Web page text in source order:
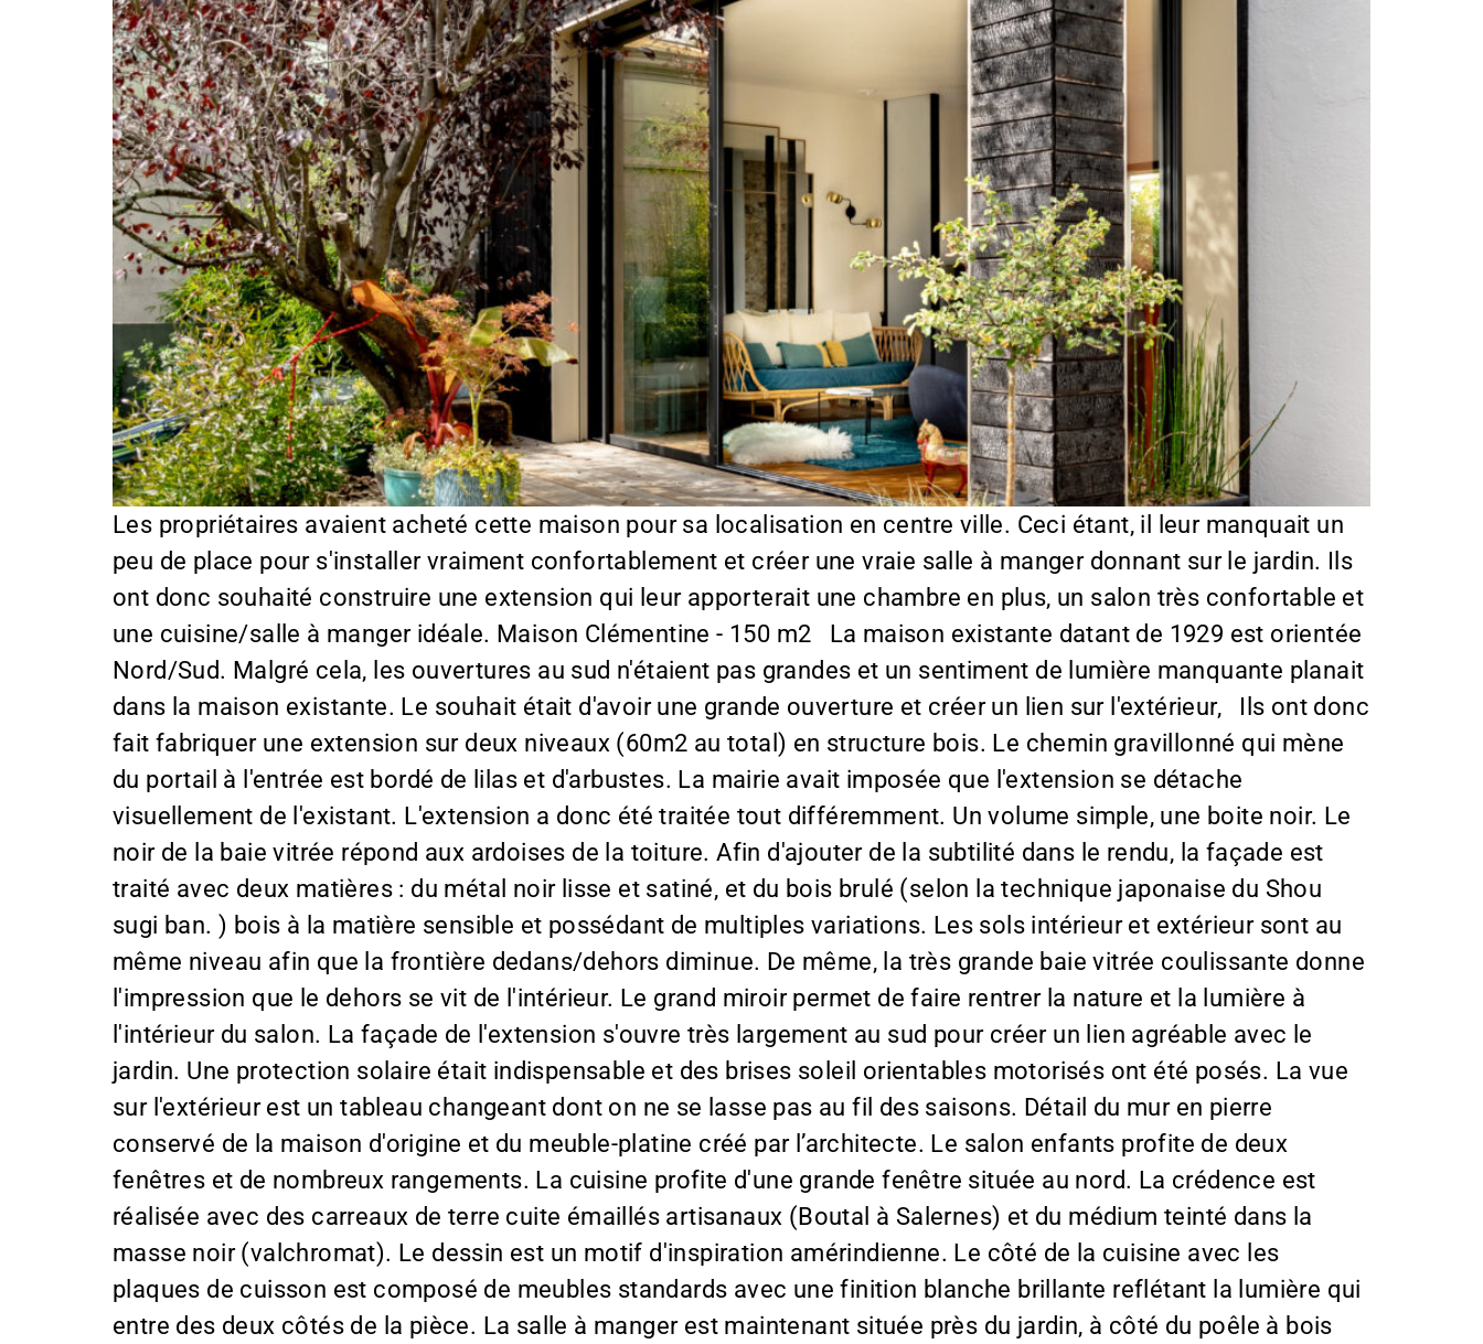
Les propriétaires avaient acheté cette maison pour sa localisation en centre ville. Ceci étant, il leur manquait un
peu de place pour s'installer vraiment confortablement et créer une vraie salle à manger donnant sur le jardin. Ils
ont donc souhaité construire une extension qui leur apporterait une chambre en plus, un salon très confortable et
une cuisine/salle à manger idéale. Maison Clémentine - 150 m2 La maison existante datant de 1929 est orientée
Nord/Sud. Malgré cela, les ouvertures au sud n'étaient pas grandes et un sentiment de lumière manquante planait
dans la maison existante. Le souhait était d'avoir une grande ouverture et créer un lien sur l'extérieur, Ils ont donc
fait fabriquer une extension sur deux niveaux (60m2 au total) en structure bois. Le chemin gravillonné qui mène
du portail à l'entrée est bordé de lilas et d'arbustes. La mairie avait imposée que l'extension se détache
visuellement de l'existant. L'extension a donc été traitée tout différemment. Un volume simple, une boite noir. Le
noir de la baie vitrée répond aux ardoises de la toiture. Afin d'ajouter de la subtilité dans le rendu, la façade est
traité avec deux matières : du métal noir lisse et satiné, et du bois brulé (selon la technique japonaise du Shou
sugi ban. ) bois à la matière sensible et possédant de multiples variations. Les sols intérieur et extérieur sont au
même niveau afin que la frontière dedans/dehors diminue. De même, la très grande baie vitrée coulissante donne
l'impression que le dehors se vit de l'intérieur. Le grand miroir permet de faire rentrer la nature et la lumière à
l'intérieur du salon. La façade de l'extension s'ouvre très largement au sud pour créer un lien agréable avec le
jardin. Une protection solaire était indispensable et des brises soleil orientables motorisés ont été posés. La vue
sur l'extérieur est un tableau changeant dont on ne se lasse pas au fil des saisons. Détail du mur en pierre
conservé de la maison d'origine et du meuble-platine créé par l’architecte. Le salon enfants profite de deux
fenêtres et de nombreux rangements. La cuisine profite d'une grande fenêtre située au nord. La crédence est
réalisée avec des carreaux de terre cuite émaillés artisanaux (Boutal à Salernes) et du médium teinté dans la
masse noir (valchromat). Le dessin est un motif d'inspiration amérindienne. Le côté de la cuisine avec les
plaques de cuisson est composé de meubles standards avec une finition blanche brillante reflétant la lumière qui
entre des deux côtés de la pièce. La salle à manger est maintenant située près du jardin, à côté du poêle à bois